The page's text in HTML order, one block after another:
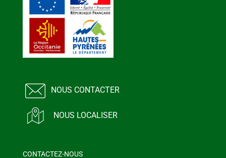
NOUS CONTACTER
NOUS LOCALISER
CONTACTEZ-NOUS